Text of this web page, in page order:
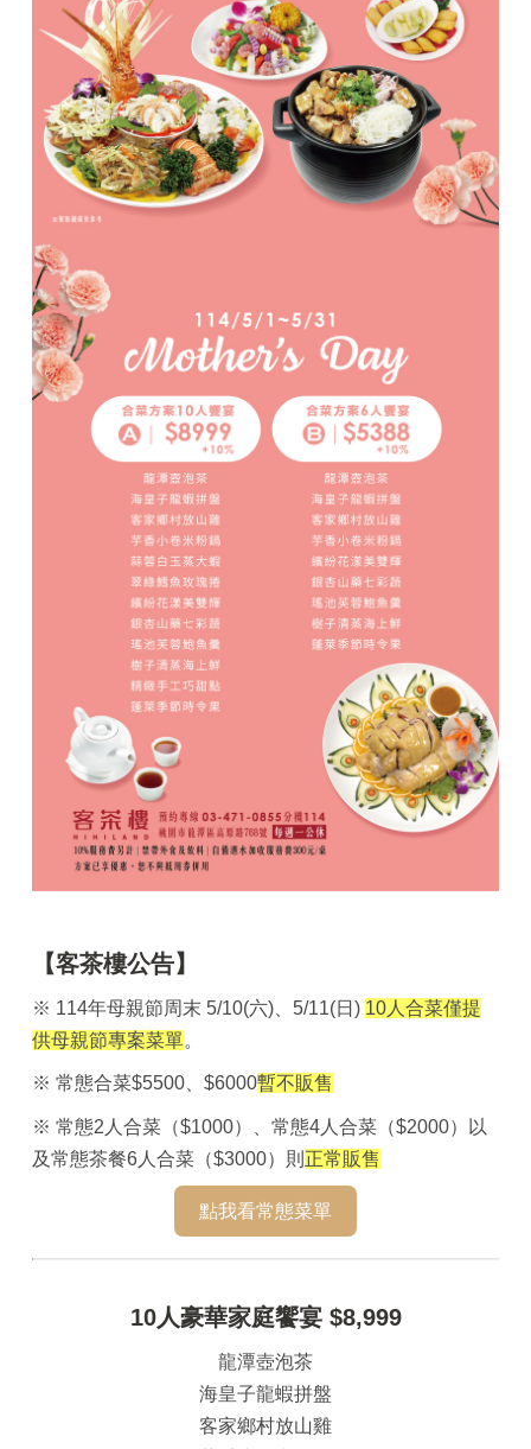
【客茶樓公告】
※ 114年母親節周末 5/10(六)、5/11(日) 10人合菜僅提
供母親節專案菜單。
※ 常態合菜$5500、$6000暫不販售
※ 常態2人合菜（$1000）、常態4人合菜（$2000）以
及常態茶餐6人合菜（$3000）則 正常販售
點我看常態菜單
10人豪華家庭饗宴 $8,999
龍潭壺泡茶
海皇子龍蝦拼盤
客家鄉村放山雞